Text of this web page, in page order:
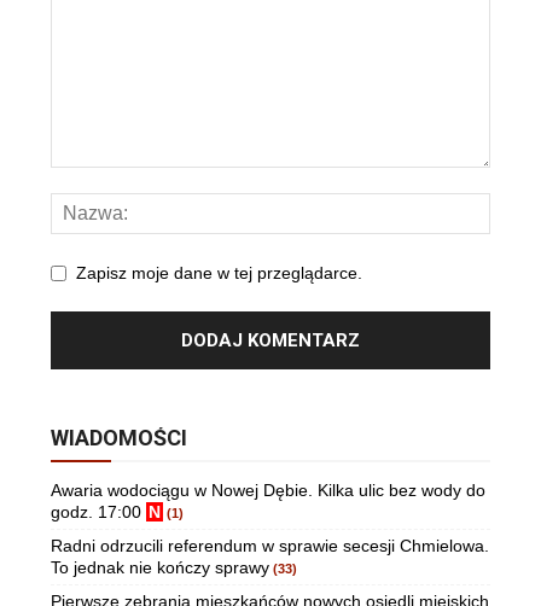
Zapisz moje dane w tej przeglądarce.
WIADOMOŚCI
Awaria wodociągu w Nowej Dębie. Kilka ulic bez wody do
godz. 17:00 N (1)
Radni odrzucili referendum w sprawie secesji Chmielowa.
To jednak nie kończy sprawy (33)
Pierwsze zebrania mieszkańców nowych osiedli miejskich